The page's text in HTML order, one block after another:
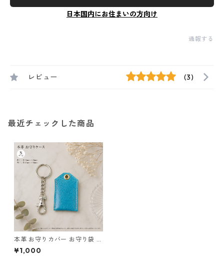
日本国内にお住まいの方向け
通報する
レビュー (3)
最近チェックした商品
本革 お守りカバー お守り袋 ブ
ルー サイズS l123 レザー お守
りケース ハンドメイド 経年変
¥1,000